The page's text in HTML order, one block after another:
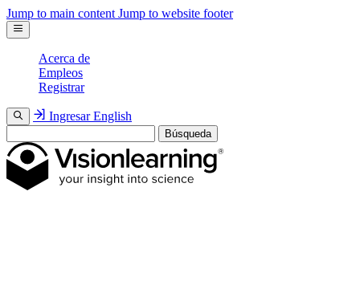
Jump to main content Jump to website footer
Acerca de
Empleos
Registrar
Ingresar English
Búsqueda